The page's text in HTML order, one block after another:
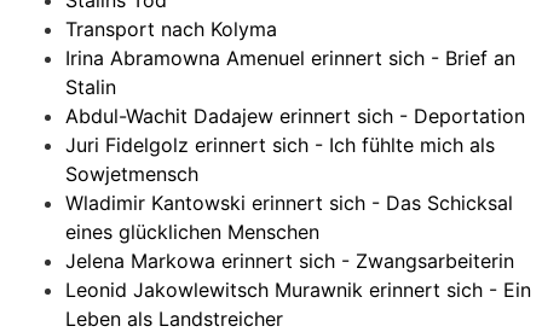
Transport nach Kolyma
Irina Abramowna Amenuel erinnert sich - Brief an
Stalin
Abdul-Wachit Dadajew erinnert sich - Deportation
Juri Fidelgolz erinnert sich - Ich fühlte mich als
Sowjetmensch
Wladimir Kantowski erinnert sich - Das Schicksal
eines glücklichen Menschen
Jelena Markowa erinnert sich - Zwangsarbeiterin
Leonid Jakowlewitsch Murawnik erinnert sich - Ein
Leben als Landstreicher